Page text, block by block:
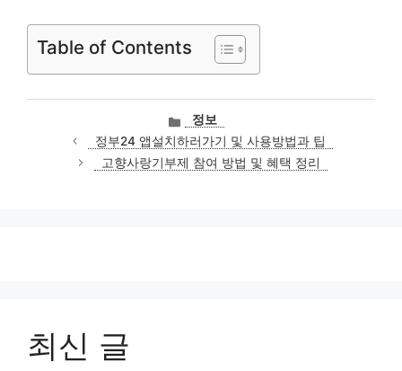
Table of Contents
카
테
고
리
정보
정부24 앱설치하러가기 및 사용방법과 팁
고향사랑기부제 참여 방법 및 혜택 정리
최신 글